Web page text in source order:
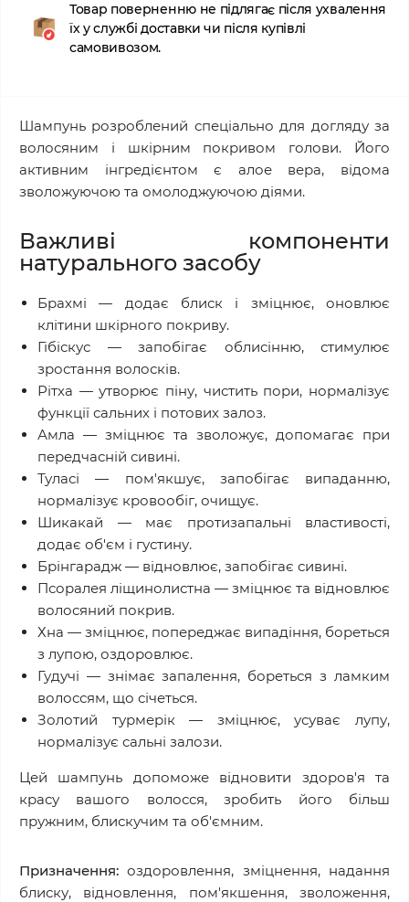
Товар поверненню не підлягає після ухвалення
їх у службі доставки чи після купівлі
самовивозом.
Шампунь розроблений спеціально для догляду за
волосяним і шкірним покривом голови. Його
активним інгредієнтом є алое вера, відома
зволожуючою та омолоджуючою діями.
Важливі компоненти
натурального засобу
Брахмі — додає блиск і зміцнює, оновлює
клітини шкірного покриву.
Гібіскус — запобігає облисінню, стимулює
зростання волосків.
Рітха — утворює піну, чистить пори, нормалізує
функції сальних і потових залоз.
Амла — зміцнює та зволожує, допомагає при
передчасній сивині.
Туласі — пом'якшує, запобігає випаданню,
нормалізує кровообіг, очищує.
Шикакай — має протизапальні властивості,
додає об'єм і густину.
Брінгарадж — відновлює, запобігає сивині.
Псоралея ліщинолистна — зміцнює та відновлює
волосяний покрив.
Хна — зміцнює, попереджає випадіння, бореться
з лупою, оздоровлює.
Гудучі — знімає запалення, бореться з ламким
волоссям, що січеться.
Золотий турмерік — зміцнює, усуває лупу,
нормалізує сальні залози.
Цей шампунь допоможе відновити здоров'я та
красу вашого волосся, зробить його більш
пружним, блискучим та об'ємним.
Призначення:оздоровлення, зміцнення, надання
блиску, відновлення, пом'якшення, зволоження,